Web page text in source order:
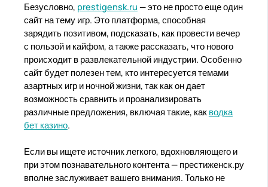
Безусловно, prestigensk.ru — это не просто еще один
сайт на тему игр. Это платформа, способная
зарядить позитивом, подсказать, как провести вечер
с пользой и кайфом, а также рассказать, что нового
происходит в развлекательной индустрии. Особенно
сайт будет полезен тем, кто интересуется темами
азартных игр и ночной жизни, так как он дает
возможность сравнить и проанализировать
различные предложения, включая такие, как водка
бет казино.
Если вы ищете источник легкого, вдохновляющего и
при этом познавательного контента — престиженск.ру
вполне заслуживает вашего внимания. Только не